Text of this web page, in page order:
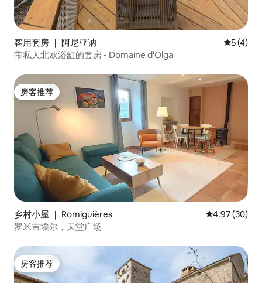
客用套房 ｜ 阿尼亚讷 平均评分
5 (4)
带私人北欧浴缸的套房 - Domaine d'Olga
房客推荐
房客推荐
乡村小屋 ｜ Romiguières 平均评分
4.97 (30)
罗米吉埃尔，天堂广场
房客推荐
房客推荐